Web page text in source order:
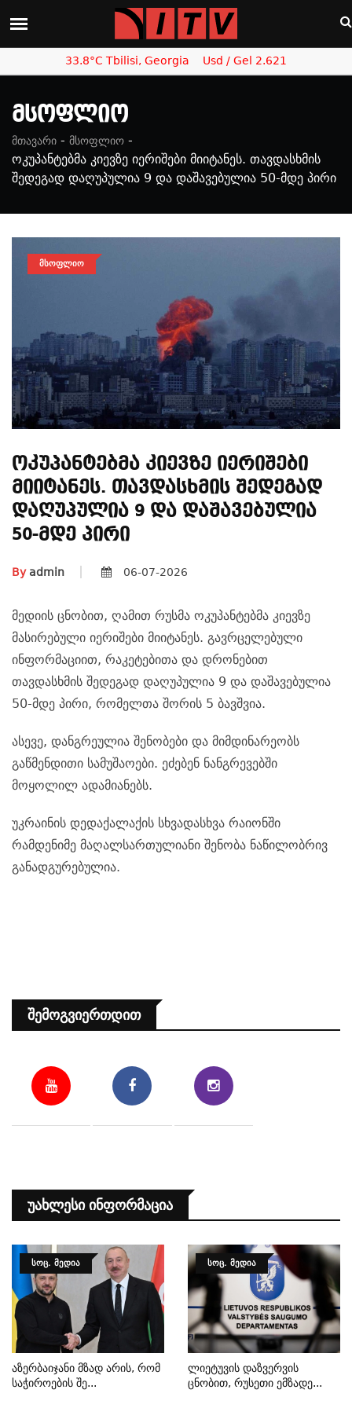
33.8°C Tbilisi, Georgia Usd / Gel 2.621
Მსოფლიო
მთავარი - მსოფლიო -
ოკუპანტებმა კიევზე იერიშები მიიტანეს. თავდასხმის
შედეგად დაღუპულია 9 და დაშავებულია 50-მდე პირი
ᲛᲡᲝᲤᲚᲘᲝ
Ოკუპანტებმა Კიევზე Იერიშები
Მიიტანეს. Თავდასხმის Შედეგად
Დაღუპულია 9 Და Დაშავებულია
50-Მდე Პირი
Byadmin 06-07-2026
მედიის ცნობით, ღამით რუსმა ოკუპანტებმა კიევზე
მასირებული იერიშები მიიტანეს. გავრცელებული
ინფორმაციით, რაკეტებითა და დრონებით
თავდასხმის შედეგად დაღუპულია 9 და დაშავებულია
50-მდე პირი, რომელთა შორის 5 ბავშვია.
ასევე, დანგრეულია შენობები და მიმდინარეობს
გაწმენდითი სამუშაოები. ეძებენ ნანგრევებში
მოყოლილ ადამიანებს.
უკრაინის დედაქალაქის სხვადასხვა რაიონში
რამდენიმე მაღალსართულიანი შენობა ნაწილობრივ
განადგურებულია.
Შემოგვიერთდით
Უახლესი Ინფორმაცია
ᲡᲝᲪ. ᲛᲔᲓᲘᲐ
Აზერბაიჯანი Მზად Არის, Რომ
Საჭიროების Შე...
ᲡᲝᲪ. ᲛᲔᲓᲘᲐ
Ლიეტუვის Დაზვერვის
Ცნობით, Რუსეთი Ემზადე...